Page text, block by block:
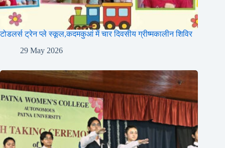
टोडलर्स ट्रेन प्ले स्कूल,कदमकुआं में चार दिवसीय ग्रीष्मकालीन शिविर
29 May 2026